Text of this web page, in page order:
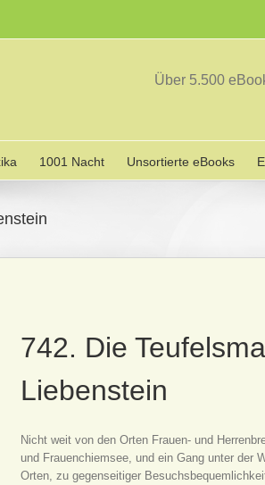
Über 5.500
1001 Nacht Unsortierte eBooks
742. Die
Liebenstein
Nicht weit von den Orten Frauen- und
und Frauenchiemsee, und ein Gang unter der
Orten, zu gegenseitiger